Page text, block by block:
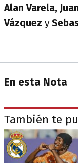
Alan Varela,
Vázquez y
En esta Nota
También te